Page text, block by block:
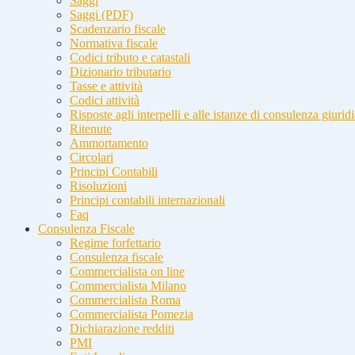
Saggi (PDF)
Scadenzario fiscale
Normativa fiscale
Codici tributo e catastali
Dizionario tributario
Tasse e attività
Codici attività
Risposte agli interpelli e alle istanze di consulenza
Ritenute
Ammortamento
Circolari
Principi Contabili
Risoluzioni
Principi contabili internazionali
Faq
Consulenza Fiscale
Regime forfettario
Consulenza fiscale
Commercialista on line
Commercialista Milano
Commercialista Roma
Commercialista Pomezia
Dichiarazione redditi
PMI